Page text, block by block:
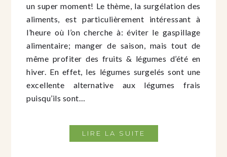
un super moment! Le thème, la surgélation des
aliments, est particulièrement intéressant à
l’heure où l’on cherche à: éviter le gaspillage
alimentaire; manger de saison, mais tout de
même profiter des fruits & légumes d’été en
hiver. En effet, les légumes surgelés sont une
excellente alternative aux légumes frais
puisqu’ils sont…
LIRE LA SUITE